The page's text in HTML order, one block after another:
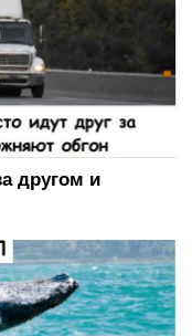
другом и